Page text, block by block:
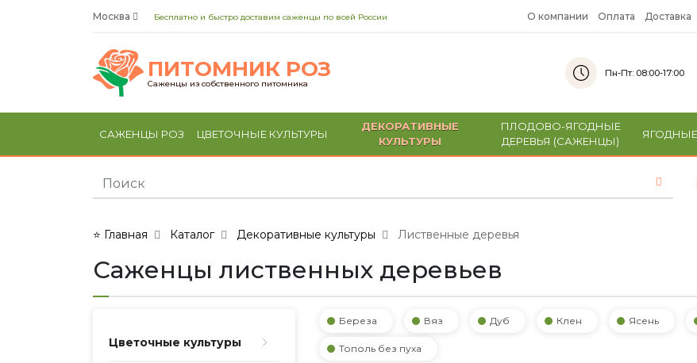
Москва Бесплатно и быстро доставим саженцы по всей России О компании Оплата Доставка
ПИТОМНИК РОЗ
Саженцы из собственного питомника
Пн-Пт: 08:00-17:00
САЖЕНЦЫ РОЗ ЦВЕТОЧНЫЕ КУЛЬТУРЫ
ДЕКОРАТИВНЫЕ
КУЛЬТУРЫ
ПЛОДОВО-ЯГОДНЫЕ
ДЕРЕВЬЯ (САЖЕНЦЫ)
⭐ Главная Каталог Декоративные культуры Лиственные деревья
Саженцы лиственных деревьев
Цветочные культуры
Береза Вяз Дуб Клен Ясень
Тополь без пуха